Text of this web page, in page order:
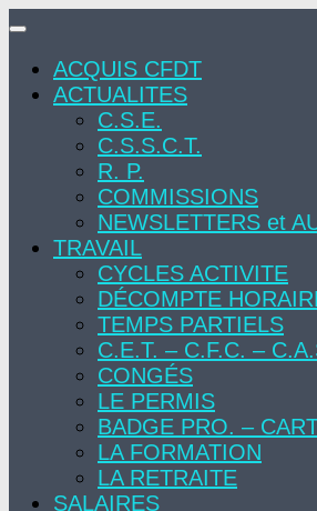
Skip
contentACQUIS CFDT
ACTUALITES
C.S.E.
C.S.S.C.T.
R. P.
COMMISSIONS
NEWSLETTERS et
TRAVAIL
CYCLES ACTIVITE
DÉCOMPTE
TEMPS PARTIELS
C.E.T. – C.F.C. –
CONGÉS
LE PERMIS
BADGE PRO. –
LA FORMATION
LA RETRAITE
SALAIRES